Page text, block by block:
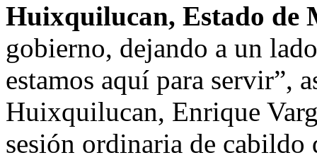
Huixquilucan, Estado de
gobierno, dejando a un
estamos aquí para servir”,
Huixquilucan, Enrique
sesión ordinaria de